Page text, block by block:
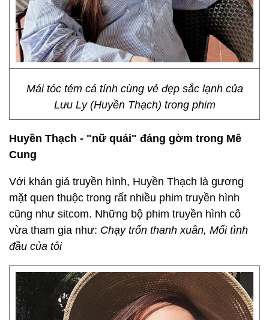
Mái tóc tém cá tính cùng vẻ đẹp sắc lạnh của
Lưu Ly (Huyền Thạch) trong phim
Huyền Thạch - "nữ quái" đáng gờm trong Mê
Cung
Với khán giả truyền hình, Huyền Thạch là gương
mặt quen thuộc trong rất nhiều phim truyền hình
cũng như sitcom. Những bộ phim truyền hình cô
vừa tham gia như: Chạy trốn thanh xuân, Mối tình
đầu của tôi